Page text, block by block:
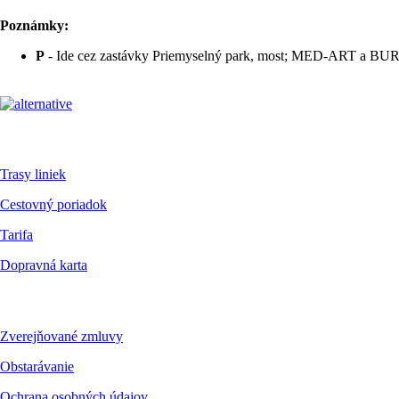
Poznámky:
P - Ide cez zastávky Priemyselný park, most; MED-ART a
Trasy liniek
Cestovný poriadok
Tarifa
Dopravná karta
Zverejňované zmluvy
Obstarávanie